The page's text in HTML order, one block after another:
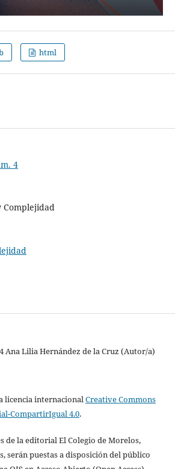
html
4
Complejidad
Ana Lilia Hernández de la Cruz (Autor/a)
licencia internacional Creative Commons
CompartirIgual 4.0.
de la editorial El Colegio de Morelos,
serán puestas a disposición del público